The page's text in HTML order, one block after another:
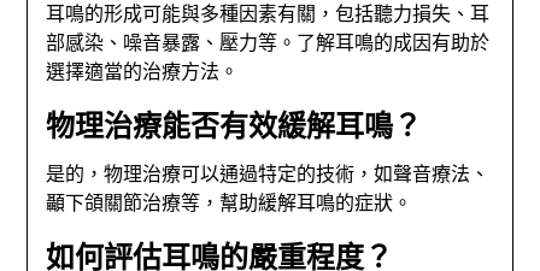
耳鳴的形成可能與多種因素有關，包括聽力損失、耳
部感染、噪音暴露、壓力等。了解耳鳴的成因有助於
選擇適當的治療方法。
物理治療能否有效緩解耳鳴？
是的，物理治療可以通過特定的技術，如聲音療法、
顳下頜關節治療等，幫助緩解耳鳴的症狀。
如何評估耳鳴的嚴重程度？